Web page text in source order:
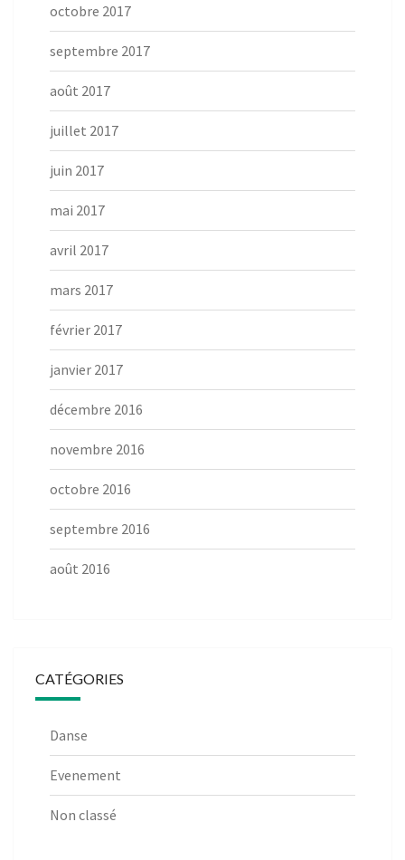
octobre 2017
septembre 2017
août 2017
juillet 2017
juin 2017
mai 2017
avril 2017
mars 2017
février 2017
janvier 2017
décembre 2016
novembre 2016
octobre 2016
septembre 2016
août 2016
CATÉGORIES
Danse
Evenement
Non classé